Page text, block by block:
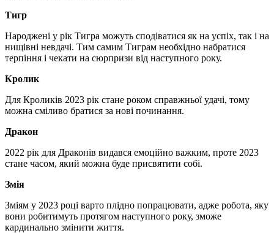
Тигр
Народжені у рік Тигра можуть сподіватися як на успіх, так і на
нищівні невдачі. Тим самим Тиграм необхідно набратися
терпіння і чекати на сюрпризи від наступного року.
Кролик
Для Кроликів 2023 рік стане роком справжньої удачі, тому
можна сміливо братися за нові починання.
Дракон
2022 рік для Драконів видався емоційно важким, проте 2023
стане часом, який можна буде присвятити собі.
Змія
Зміям у 2023 році варто плідно попрацювати, адже робота, яку
вони робитимуть протягом наступного року, зможе
кардинально змінити життя.